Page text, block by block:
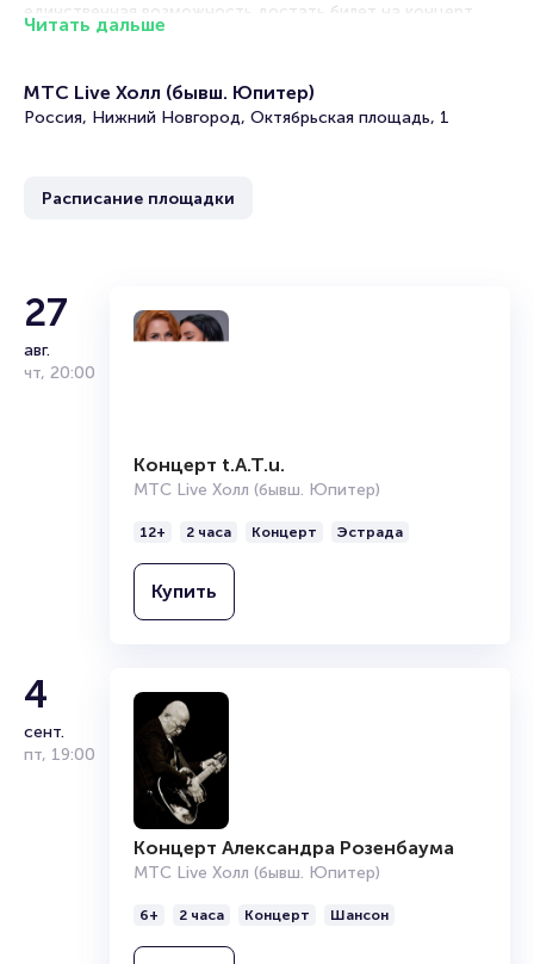
единственная возможность достать билет на концерт.
Portalbilet – удобный и надежный сервис для покупки и
продажи билетов на мероприятия разного формата.
ваше имя занимает не более двух минут. Билеты на
Полезные ссылки
Подробнее о том, как вернуть, сдать или продать билет
читайте в разделах:
Организаторам
Читать дальше
МТС Live Холл (бывш. Юпитер)
Россия, Нижний Новгород, Октябрьская площадь, 1
Расписание площадки
27
авг.
чт, 20:00
Концерт t.A.T.u.
МТС Live Холл (бывш. Юпитер)
12+ 2 часа Концерт Эстрада
Купить
4
сент.
пт, 19:00
Концерт Александра Розенбаума
МТС Live Холл (бывш. Юпитер)
6+ 2 часа Концерт Шансон